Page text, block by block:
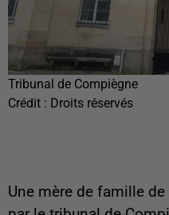
Tribunal de Compiègne
Crédit : Droits réservés
Une mère de famille